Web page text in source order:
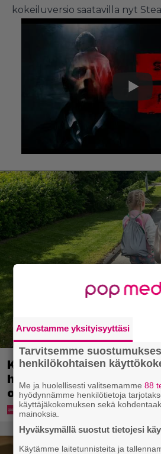
kokeiluversio saatavilla nyt
Koululaisille jaetaan
heijastinreppuja – näin
omasi S-marketista
Arvostamme yksityisyyttäsi
Tarvitsemme
henkilökohtaisen
Me ja huolellisesti valitsemamme88
hyödynnämme henkilötietoja
käyttäjäkokemuksen sekä
mainoksia.
Hyväksymällä suostut tietojesi
Käytämme laitetunnisteita ja